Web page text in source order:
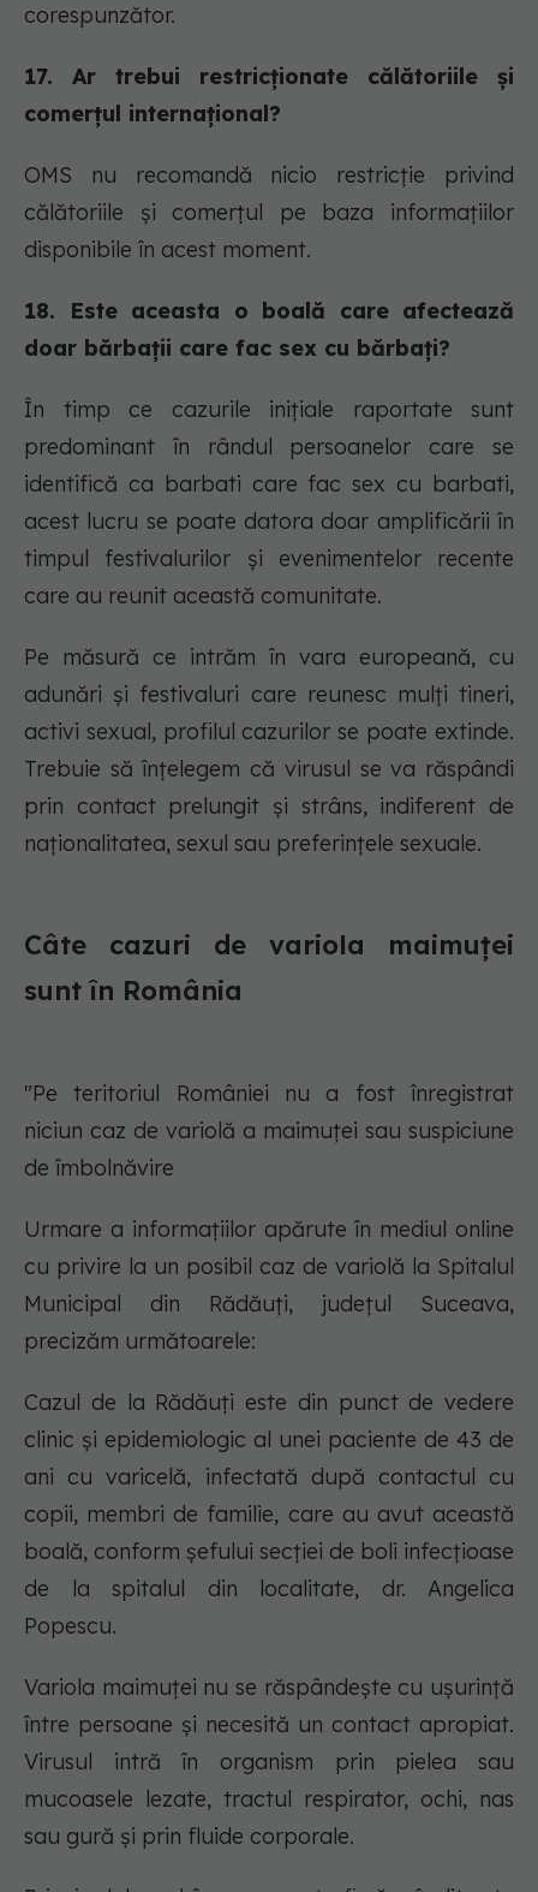
corespunzător.
17. Ar trebui restricționate călătoriile și
comerțul internațional?
OMS nu recomandă nicio restricție privind
călătoriile și comerțul pe baza informațiilor
disponibile în acest moment.
18. Este aceasta o boală care afectează
doar bărbații care fac sex cu bărbați?
În timp ce cazurile inițiale raportate sunt
predominant în rândul persoanelor care se
identifică ca barbati care fac sex cu barbati,
acest lucru se poate datora doar amplificării în
timpul festivalurilor și evenimentelor recente
care au reunit această comunitate.
Pe măsură ce intrăm în vara europeană, cu
adunări și festivaluri care reunesc mulți tineri,
activi sexual, profilul cazurilor se poate extinde.
Trebuie să înțelegem că virusul se va răspândi
prin contact prelungit și strâns, indiferent de
naționalitatea, sexul sau preferințele sexuale.
Câte cazuri de variola maimuței
sunt în România
"Pe teritoriul României nu a fost înregistrat
niciun caz de variolă a maimuței sau suspiciune
de îmbolnăvire
Urmare a informațiilor apărute în mediul online
cu privire la un posibil caz de variolă la Spitalul
Municipal din Rădăuți, județul Suceava,
precizăm următoarele:
Cazul de la Rădăuți este din punct de vedere
clinic și epidemiologic al unei paciente de 43 de
ani cu varicelă, infectată după contactul cu
copii, membri de familie, care au avut această
boală, conform șefului secției de boli infecțioase
de la spitalul din localitate, dr. Angelica
Popescu.
Variola maimuței nu se răspândește cu ușurință
între persoane și necesită un contact apropiat.
Virusul intră în organism prin pielea sau
mucoasele lezate, tractul respirator, ochi, nas
sau gură și prin fluide corporale.